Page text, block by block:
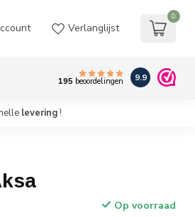
Verlanglijst
0
195 beoordelingen 9.9
levering!
Op voorraad